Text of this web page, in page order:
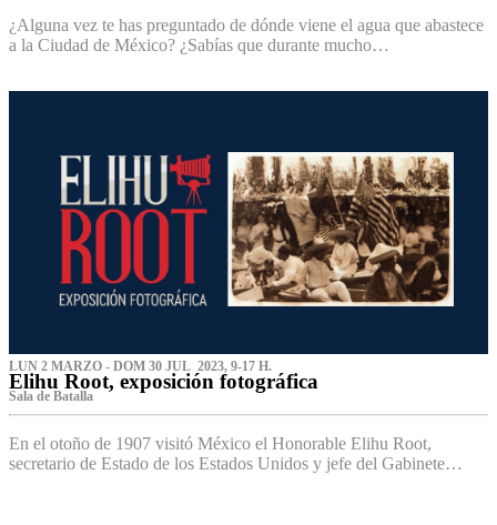
¿Alguna vez te has preguntado de dónde viene el agua que abastece
a la Ciudad de México? ¿Sabías que durante mucho…
LUN 2 MARZO - DOM 30 JUL 2023, 9-17 H.
Elihu Root, exposición fotográfica
Sala de Batalla
En el otoño de 1907 visitó México el Honorable Elihu Root,
secretario de Estado de los Estados Unidos y jefe del Gabinete…